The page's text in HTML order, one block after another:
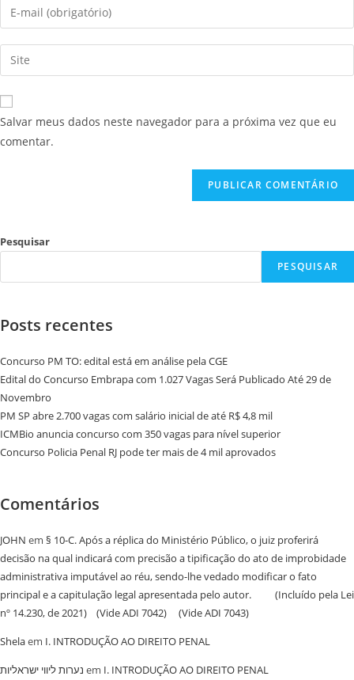
Salvar meus dados neste navegador para a próxima vez que eu
comentar.
Pesquisar
PESQUISAR
Posts recentes
Concurso PM TO: edital está em análise pela CGE
Edital do Concurso Embrapa com 1.027 Vagas Será Publicado Até 29 de
Novembro
PM SP abre 2.700 vagas com salário inicial de até R$ 4,8 mil
ICMBio anuncia concurso com 350 vagas para nível superior
Concurso Policia Penal RJ pode ter mais de 4 mil aprovados
Comentários
JOHN em § 10-C. Após a réplica do Ministério Público, o juiz proferirá
decisão na qual indicará com precisão a tipificação do ato de improbidade
administrativa imputável ao réu, sendo-lhe vedado modificar o fato
principal e a capitulação legal apresentada pelo autor. (Incluído pela Lei
nº 14.230, de 2021) (Vide ADI 7042) (Vide ADI 7043)
Shelaem I. INTRODUÇÃO AO DIREITO PENAL
נערות ליווי ישראליות em I. INTRODUÇÃO AO DIREITO PENAL